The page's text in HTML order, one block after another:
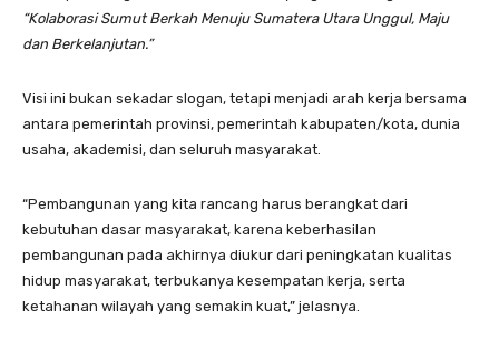
“Kolaborasi Sumut Berkah Menuju Sumatera Utara Unggul, Maju
dan Berkelanjutan.”
Visi ini bukan sekadar slogan, tetapi menjadi arah kerja bersama
antara pemerintah provinsi, pemerintah kabupaten/kota, dunia
usaha, akademisi, dan seluruh masyarakat.
“Pembangunan yang kita rancang harus berangkat dari
kebutuhan dasar masyarakat, karena keberhasilan
pembangunan pada akhirnya diukur dari peningkatan kualitas
hidup masyarakat, terbukanya kesempatan kerja, serta
ketahanan wilayah yang semakin kuat,” jelasnya.